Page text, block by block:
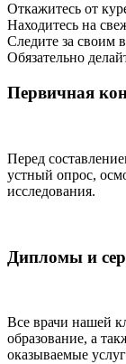
Откажитесь от
Находитесь на
Следите за своим
Обязательно
Первичная
Перед
устный опрос,
исследования.
Дипломы и
Все врачи нашей
образование, а
оказываемые